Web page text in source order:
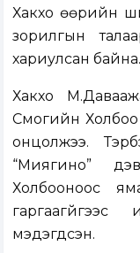
Хакүхо өөрийн
зорилгын
хариулсан байна.
Хакүхо
Сүмогийн Холбоо
онцолжээ.
“Миягино”
Холбооноос
мэдэгдсэн.